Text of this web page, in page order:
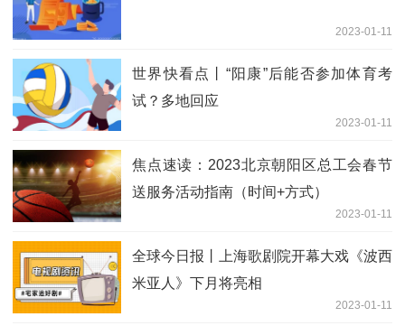
2023-01-11
世界快看点丨“阳康”后能否参加体育考
试？多地回应
2023-01-11
焦点速读：2023北京朝阳区总工会春节
送服务活动指南（时间+方式）
2023-01-11
全球今日报丨上海歌剧院开幕大戏《波西
米亚人》下月将亮相
2023-01-11